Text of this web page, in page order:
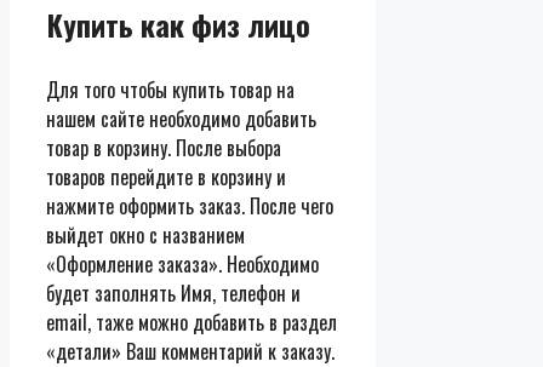
Купить как физ лицо
Для того чтобы купить товар на
нашем сайте необходимо добавить
товар в корзину. После выбора
товаров перейдите в корзину и
нажмите оформить заказ. После чего
выйдет окно с названием
«Оформление заказа». Необходимо
будет заполнять Имя, телефон и
email, таже можно добавить в раздел
«детали» Ваш комментарий к заказу.